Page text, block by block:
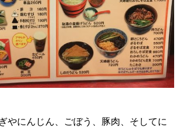
やにんじん、ごぼう、豚肉、そしてに